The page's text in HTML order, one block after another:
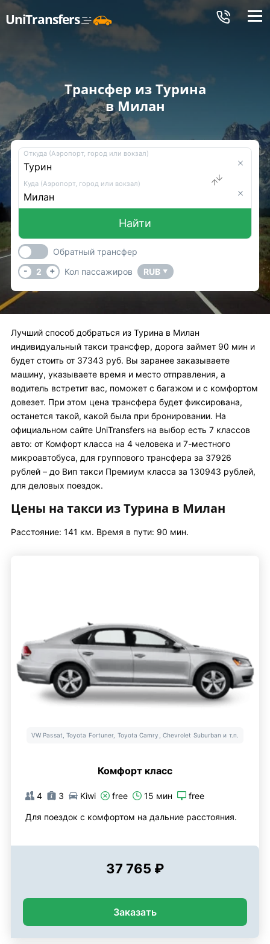
UniTransfers Меню
Трансфер из Турина
в Милан
Откуда (Аэропорт, город или вокзал)
Куда (Аэропорт, город или вокзал)
Найти
Обратный трансфер
-
2 + Кол пассажиров RUB ▼
Лучший способ добраться из Турина в Милан
индивидуальный такси трансфер, дорога займет 90 мин и
будет стоить от 37343 руб. Вы заранее заказываете
машину, указываете время и место отправления, а
водитель встретит вас, поможет с багажом и с комфортом
довезет. При этом цена трансфера будет фиксирована,
останется такой, какой была при бронировании. На
официальном сайте UniTransfers на выбор есть 7 классов
авто: от Комфорт класса на 4 человека и 7-местного
микроавтобуса, для группового трансфера за 37926
рублей – до Вип такси Премиум класса за 130943 рублей,
для деловых поездок.
Цены на такси из Турина в Милан
Расстояние: 141 км. Время в пути: 90 мин.
VW Passat, Toyota Fortuner, Toyota Camry, Chevrolet Suburban и т.п.
Комфорт класс
4 3 Kiwi free 15 мин free
Для поездок с комфортом на дальние расстояния.
37 765 ₽
Заказать